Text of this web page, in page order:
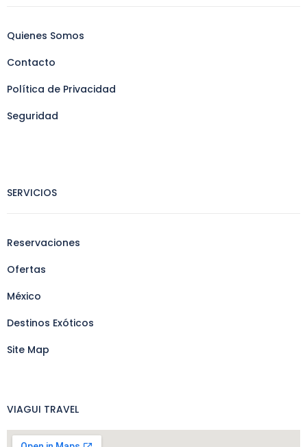
Quienes Somos
Contacto
Política de Privacidad
Seguridad
SERVICIOS
Reservaciones
Ofertas
México
Destinos Exóticos
Site Map
VIAGUI TRAVEL